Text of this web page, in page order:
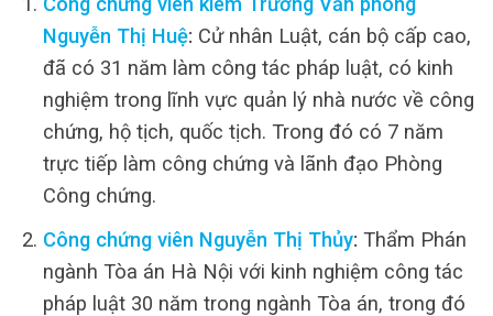
Nguyễn Thị Huệ: Cử nhân Luật, cán bộ cấp cao,
đã có 31 năm làm công tác pháp luật, có kinh
nghiệm trong lĩnh vực quản lý nhà nước về công
chứng, hộ tịch, quốc tịch. Trong đó có 7 năm
trực tiếp làm công chứng và lãnh đạo Phòng
Công chứng.
Công chứng viên Nguyễn Thị Thủy: Thẩm Phán
ngành Tòa án Hà Nội với kinh nghiệm công tác
pháp luật 30 năm trong ngành Tòa án, trong đó